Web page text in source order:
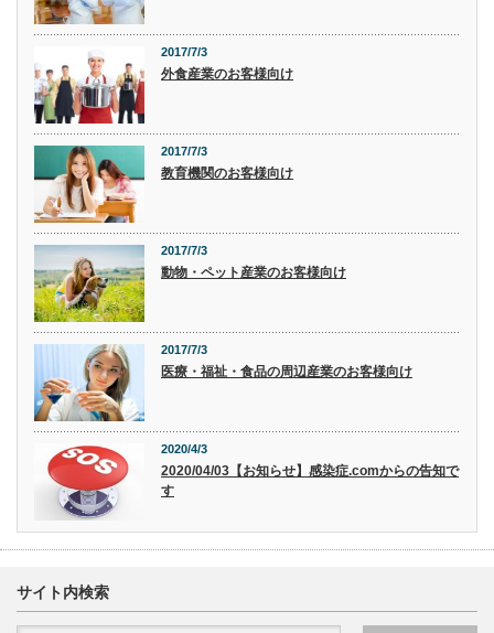
2017/7/3
外食産業のお客様向け
2017/7/3
教育機関のお客様向け
2017/7/3
動物・ペット産業のお客様向け
2017/7/3
医療・福祉・食品の周辺産業のお客様向け
2020/4/3
2020/04/03【お知らせ】感染症.comからの告知で
す
サイト内検索